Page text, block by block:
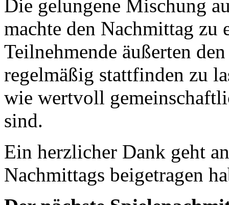
Die gelungene Mischung
machte den Nachmittag
Teilnehmende äußerten
regelmäßig stattfinden zu
wie wertvoll
sind.
Ein herzlicher Dank geht
Nachmittags beigetragen